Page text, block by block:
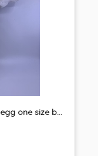
Covered caboose formsydd u/innlegg one size bambus tøybleie